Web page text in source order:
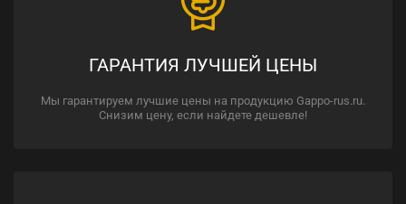
ГАРАНТИЯ ЛУЧШЕЙ ЦЕНЫ
Мы гарантируем лучшие цены на продукцию Gappo-rus.ru.
Снизим цену, если найдете дешевле!